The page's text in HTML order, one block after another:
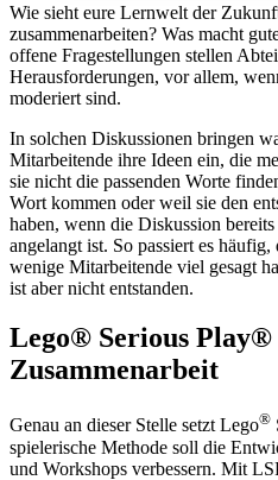
Wie sieht eure Lernwelt der
zusammenarbeiten? Was macht
offene Fragestellungen stellen
Herausforderungen, vor allem,
moderiert sind.
In solchen Diskussionen bringen
Mitarbeitende ihre Ideen ein, die
sie nicht die passenden Worte
Wort kommen oder weil sie den
haben, wenn die Diskussion
angelangt ist. So passiert es
wenige Mitarbeitende viel gesagt
ist aber nicht entstanden.
Lego® Serious Play®
Zusammenarbeit
Genau an dieser Stelle setzt Lego®
spielerische Methode soll die
und Workshops verbessern. Mit